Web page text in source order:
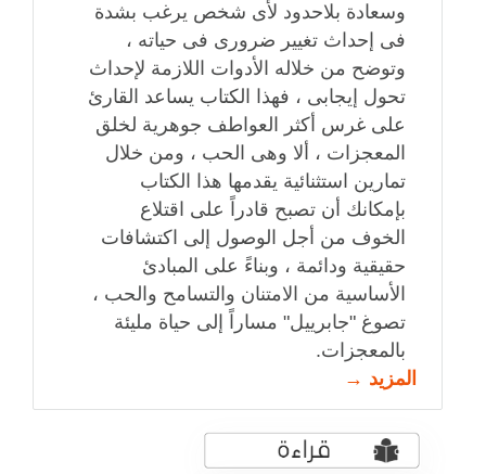
وسعادة بلاحدود لأى شخص يرغب بشدة
فى إحداث تغيير ضرورى فى حياته ،
وتوضح من خلاله الأدوات اللازمة لإحداث
تحول إيجابى ، فهذا الكتاب يساعد القارئ
على غرس أكثر العواطف جوهرية لخلق
المعجزات ، ألا وهى الحب ، ومن خلال
تمارين استثنائية يقدمها هذا الكتاب
بإمكانك أن تصبح قادراً على اقتلاع
الخوف من أجل الوصول إلى اكتشافات
حقيقية ودائمة ، وبناءً على المبادئ
الأساسية من الامتنان والتسامح والحب ،
تصوغ "جابرييل" مساراً إلى حياة مليئة
بالمعجزات.
المزيد →